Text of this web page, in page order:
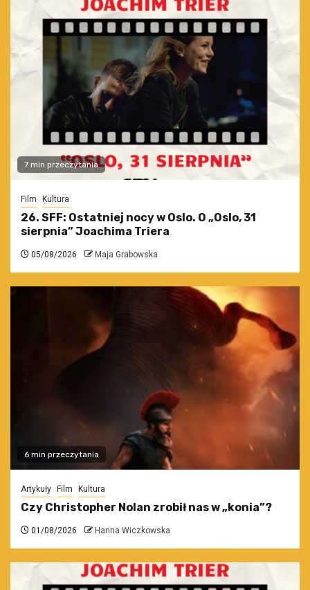
7 min przeczytania
Film Kultura
26. SFF: Ostatniej nocy w Oslo. O „Oslo, 31
sierpnia” Joachima Triera
05/08/2026 Maja Grabowska
6 min przeczytania
Artykuły Film Kultura
Czy Christopher Nolan zrobił nas w „konia”?
01/08/2026 Hanna Wiczkowska